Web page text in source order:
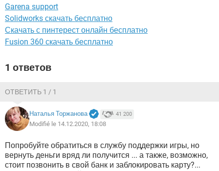
Garena support
Solidworks скачать бесплатно
Скачать с пинтерест онлайн бесплатно
Fusion 360 скачать бесплатно
1 ответов
ОТВЕТИТЬ 1 / 1
Наталья Торжанова 41 200
Modifié le 14.12.2020, 18:08
Попробуйте обратиться в службу поддержки игры, но
вернуть деньги вряд ли получится ... а также, возможно,
стоит позвонить в свой банк и заблокировать карту?...